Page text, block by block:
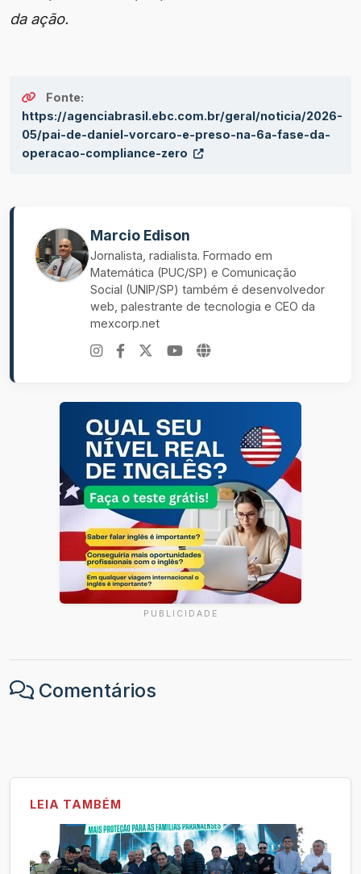
da ação.
Fonte:
https://agenciabrasil.ebc.com.br/geral/noticia/2026-
05/pai-de-daniel-vorcaro-e-preso-na-6a-fase-da-
operacao-compliance-zero
Marcio Edison
Jornalista, radialista. Formado em
Matemática (PUC/SP) e Comunicação
Social (UNIP/SP) também é desenvolvedor
web, palestrante de tecnologia e CEO da
mexcorp.net
PUBLICIDADE
Comentários
LEIA TAMBÉM